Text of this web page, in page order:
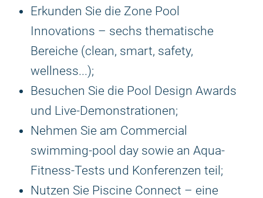
Erkunden Sie die Zone Pool
Innovations – sechs thematische
Bereiche (clean, smart, safety,
wellness...);
Besuchen Sie die Pool Design Awards
und Live-Demonstrationen;
Nehmen Sie am Commercial
swimming-pool day sowie an Aqua-
Fitness-Tests und Konferenzen teil;
Nutzen Sie Piscine Connect – eine